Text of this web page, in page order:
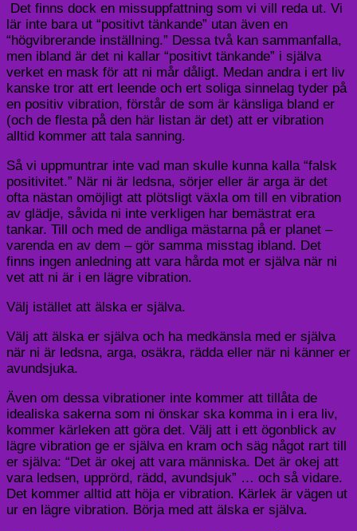
Det finns dock en missuppfattning som vi vill reda ut. Vi
lär inte bara ut “positivt tänkande” utan även en
“högvibrerande inställning.” Dessa två kan sammanfalla,
men ibland är det ni kallar “positivt tänkande” i själva
verket en mask för att ni mår dåligt. Medan andra i ert liv
kanske tror att ert leende och ert soliga sinnelag tyder på
en positiv vibration, förstår de som är känsliga bland er
(och de flesta på den här listan är det) att er vibration
alltid kommer att tala sanning.
Så vi uppmuntrar inte vad man skulle kunna kalla “falsk
positivitet.” När ni är ledsna, sörjer eller är arga är det
ofta nästan omöjligt att plötsligt växla om till en vibration
av glädje, såvida ni inte verkligen har bemästrat era
tankar. Till och med de andliga mästarna på er planet –
varenda en av dem – gör samma misstag ibland. Det
finns ingen anledning att vara hårda mot er själva när ni
vet att ni är i en lägre vibration.
Välj istället att älska er själva.
Välj att älska er själva och ha med känsla med er själva
när ni är ledsna, arga, osäkra, rädda eller när ni känner er
avundsjuka.
Även om dessa vibrationer inte kommer att tillåta de
idealiska sakerna som ni önskar ska komma in i era liv,
kommer kärleken att göra det. Välj att i ett ögonblick av
lägre vibration ge er själva en kram och säg något rart till
er själva: “Det är okej att vara människa. Det är okej att
vara ledsen, upprörd, rädd, avundsjuk” … och så vidare.
Det kommer alltid att höja er vibration. Kärlek är vägen ut
ur en lägre vibration. Börja med att älska er själva.